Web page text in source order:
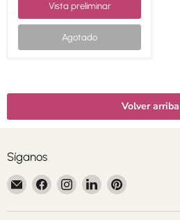
Vista preliminar
Agotado
Volver arriba
Síganos
Encuéntrenos
en
Correo
Encuéntrenos
en
Facebook
Encuéntrenos
en
Instagram
Encuéntrenos
en
LinkedIn
Encuéntrenos
Pinterest